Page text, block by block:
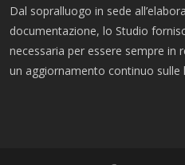
Dal sopralluogo in sede
documentazione, lo Studio
necessaria per essere sempre in
un aggiornamento continuo sulle